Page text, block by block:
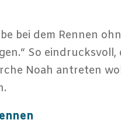
bei dem Rennen
So
Noah antreten